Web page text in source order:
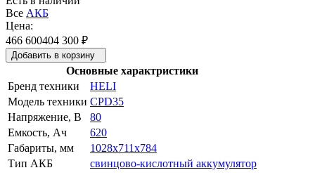
Все АКБ
Цена:
466 600404 300 ₽
Добавить в корзину
Основные характристики
Бренд техники
HELI
Модель техники CPD35
Напряжение, В
80
Емкость, Ач
620
Габариты, мм
1028x711x784
Тип АКБ
свинцово-кислотный аккумулятор